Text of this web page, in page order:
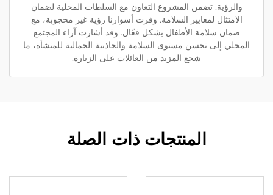
والرؤية. تضمن المشروع التعاون مع السلطات المحلية لضمان
الامتثال لمعايير السلامة. وفرت أسوارنا رؤية غير محجوبة، مع
ضمان سلامة الأطفال بشكل فعّال. وقد أشارت آراء المجتمع
المحلي إلى تحسن مستوى السلامة والجاذبية الجمالية للمنشأة، ما
شجع المزيد من العائلات على الزيارة.
المنتجات ذات الصلة